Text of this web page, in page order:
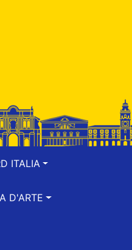
ITALIA
D'ARTE